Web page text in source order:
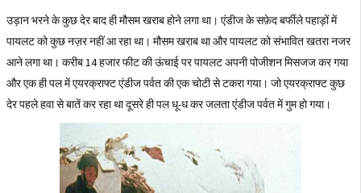
उड़ान भरने के कुछ देर बाद ही मौसम खराब होने लगा था। एंडीज के सफ़ेद बर्फीले पहाड़ों में
पायलट को कुछ नज़र नहीं आ रहा था। मौसम खराब था और पायलट को संभावित खतरा नजर
आने लगा था। करीब 14 हजार फीट की ऊंचाई पर पायलट अपनी पोजीशन मिसजज कर गया
और एक ही पल में एयरक्राफ्ट एंडीज पर्वत की एक चोटी से टकरा गया। जो एयरक्राफ्ट कुछ
देर पहले हवा से बातें कर रहा था दूसरे ही पल धू-ध कर जलता एंडीज पर्वत में गुम हो गया।